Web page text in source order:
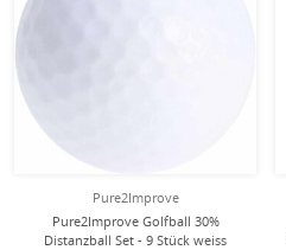
Pure2Improve
Pure2Improve Golfball 30%
Distanzball Set - 9 Stück weiss